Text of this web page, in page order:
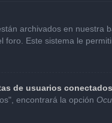
archivados en
Este sistema le
de usuarios
encontrará la opción